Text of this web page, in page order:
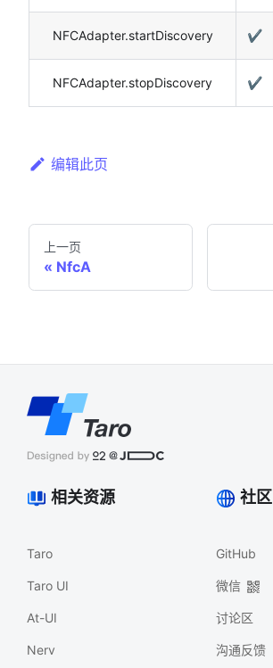
NFCAdapter.startDiscovery ✔️
NFCAdapter.stopDiscovery ✔️
编辑此页
上一页
NfcA
相关资源
Taro
Taro UI
At-UI
Nerv
社区
GitHub
微信
讨论区
沟通反馈